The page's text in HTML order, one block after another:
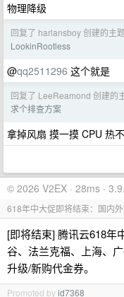
物理降级
回复了 harlansboy 创建的主
LookinRootless
@qq2511296 这个就是
回复了 LeeReamond 创建的
求个排查方案
拿掉风扇 摸一摸 CPU 热不
© 2026 V2EX · 28ms ·
618年中大促即将结束：国内
[即将结束] 腾讯云618年
谷、法兰克福、上海、
升级/新购代金券。
Promoted byid7368